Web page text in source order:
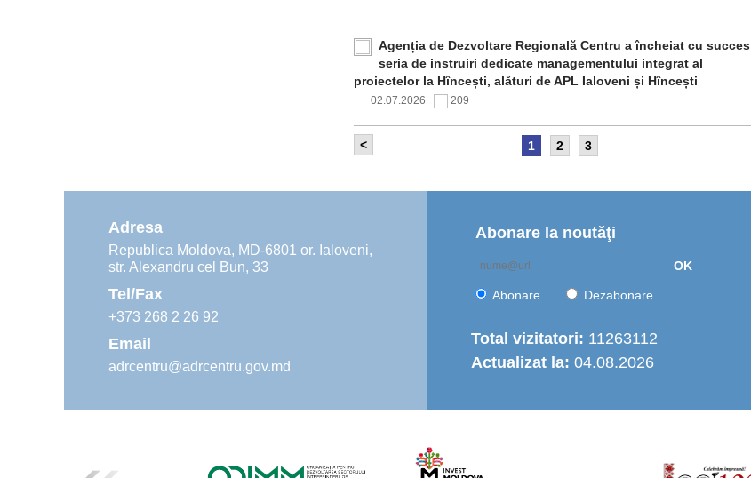
Agenția de Dezvoltare Regională Centru a încheiat cu succes
seria de instruiri dedicate managementului integrat al
proiectelor la Hîncești, alături de APL Ialoveni și Hîncești
02.07.2026 209
Comitetul de Supraveghere al proiectului „Îmbunătățirea
implementării și opțiunile de operare a serviciului regional de
Agenția de Dezvoltare Regională Centru a continuat seria de
instruiri practice dedicate autorităților publice locale
< 1 2 3
Adresa
Republica Moldova, MD-6801 or. Ialoveni,
str. Alexandru cel Bun, 33
Tel/Fax
+373 268 2 26 92
Email
adrcentru@adrcentru.gov.md
Abonare la noutăţi
OK
Abonare Dezabonare
Total vizitatori: 11263112
Actualizat la: 04.08.2026